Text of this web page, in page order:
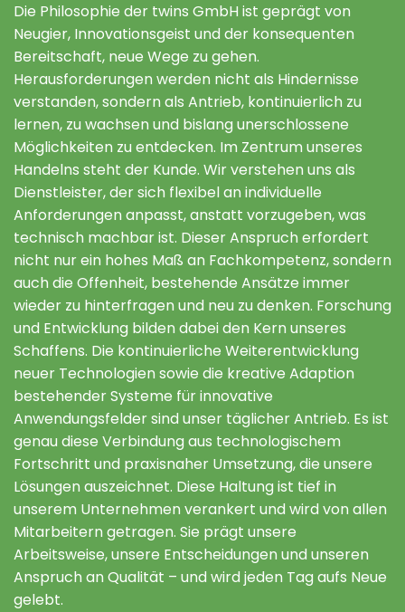
Die Philosophie der twins GmbH ist geprägt von
Neugier, Innovationsgeist und der konsequenten
Bereitschaft, neue Wege zu gehen.
Herausforderungen werden nicht als Hindernisse
verstanden, sondern als Antrieb, kontinuierlich zu
lernen, zu wachsen und bislang unerschlossene
Möglichkeiten zu entdecken. Im Zentrum unseres
Handelns steht der Kunde. Wir verstehen uns als
Dienstleister, der sich flexibel an individuelle
Anforderungen anpasst, anstatt vorzugeben, was
technisch machbar ist. Dieser Anspruch erfordert
nicht nur ein hohes Maß an Fachkompetenz, sondern
auch die Offenheit, bestehende Ansätze immer
wieder zu hinterfragen und neu zu denken. Forschung
und Entwicklung bilden dabei den Kern unseres
Schaffens. Die kontinuierliche Weiterentwicklung
neuer Technologien sowie die kreative Adaption
bestehender Systeme für innovative
Anwendungsfelder sind unser täglicher Antrieb. Es ist
genau diese Verbindung aus technologischem
Fortschritt und praxisnaher Umsetzung, die unsere
Lösungen auszeichnet. Diese Haltung ist tief in
unserem Unternehmen verankert und wird von allen
Mitarbeitern getragen. Sie prägt unsere
Arbeitsweise, unsere Entscheidungen und unseren
Anspruch an Qualität – und wird jeden Tag aufs Neue
gelebt.